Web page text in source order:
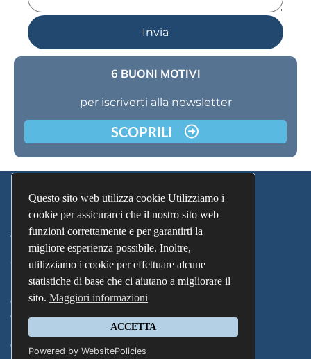
Questo sito web utilizza cookie Utilizziamo i
cookie per assicurarci che il nostro sito web
funzioni correttamente e per garantirti la
migliore esperienza possibile. Inoltre,
utilizziamo i cookie per effettuare alcune
statistiche di base che ci aiutano a migliorare il
sito. Maggiori informazioni
ACCETTA
Powered by WebsitePolicies
Invia
6 BUONI MOTIVI
per iscriverti alla newsletter
SCOPRILI
Via Giuseppe Garibaldi, 75
19025 Portovenere (SP) Italia
+39 335 7709520info@noem.it
Home
Chi Sono
Contatti
Cookie Policy